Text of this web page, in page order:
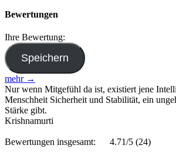
Bewertungen
Ihre Bewertung:
mehr →
Nur wenn Mitgefühl da ist, existiert jene
Menschheit Sicherheit und Stabilität, ein
Stärke gibt.
Krishnamurti
Bewertungen insgesamt: 4.71/5 (24)